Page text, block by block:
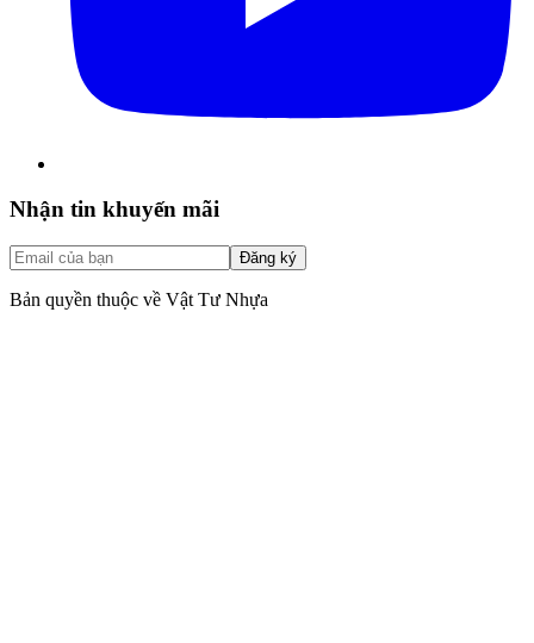
Nhận tin khuyến mãi
Đăng ký
Bản quyền thuộc về Vật Tư Nhựa